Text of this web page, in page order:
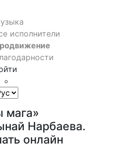
исполнители
мага»
Нарбаева.
онлайн